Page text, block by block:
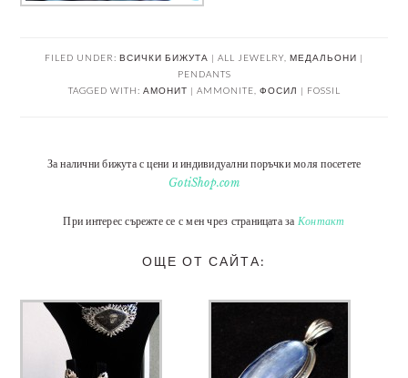
FILED UNDER: ВСИЧКИ БИЖУТА | ALL JEWELRY МЕДАЛЬОНИ |
PENDANTS
TAGGED WITH: АМОНИТ | AMMONITE ФОСИЛ | FOSSIL
За налични бижута с цени и индивидуални поръчки моля посетете
GotiShop.com
При интерес сърежте се с мен чрез страницата за Контакт
ОЩЕ ОТ САЙТА: